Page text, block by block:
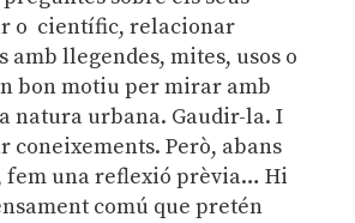
o científic, relacionar
amb llegendes, mites, usos o
bon motiu per mirar amb
natura urbana. Gaudir-la. I
coneixements. Però, abans
fem una reflexió prèvia… Hi
comú que pretén